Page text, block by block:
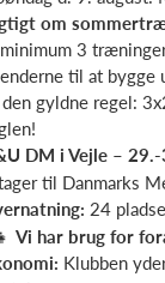
om
3
til at bygge
gyldne regel:
DM i Vejle –
til Danmarks
24
Vi har brug for
Klubben